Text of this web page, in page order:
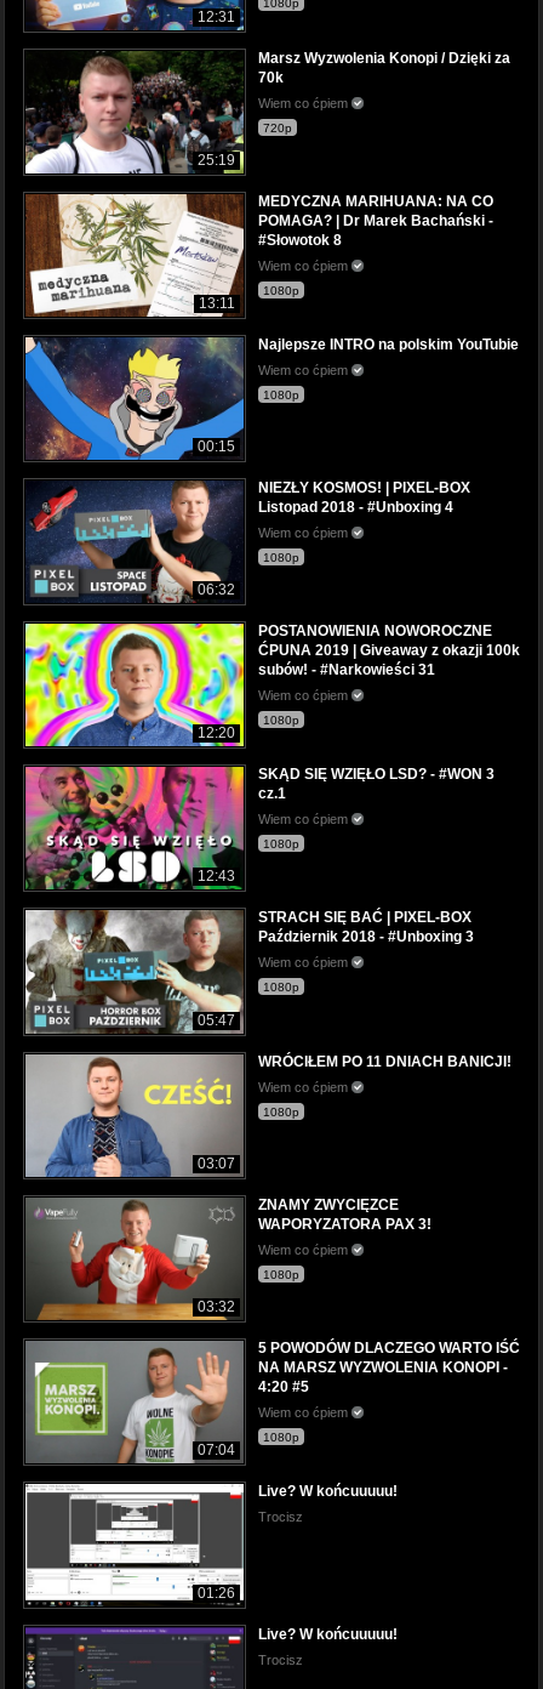
12:31
1080p
25:19
Marsz Wyzwolenia Konopi / Dzięki za
70k
Wiem co ćpiem
720p
13:11
MEDYCZNA MARIHUANA: NA CO
POMAGA? | Dr Marek Bachański -
#Słowotok 8
Wiem co ćpiem
1080p
00:15
Najlepsze INTRO na polskim YouTubie
Wiem co ćpiem
1080p
06:32
NIEZŁY KOSMOS! | PIXEL-BOX
Listopad 2018 - #Unboxing 4
Wiem co ćpiem
1080p
12:20
POSTANOWIENIA NOWOROCZNE
ĆPUNA 2019 | Giveaway z okazji 100k
subów! - #Narkowieści 31
Wiem co ćpiem
1080p
12:43
SKĄD SIĘ WZIĘŁO LSD? - #WON 3
cz.1
Wiem co ćpiem
1080p
05:47
STRACH SIĘ BAĆ | PIXEL-BOX
Październik 2018 - #Unboxing 3
Wiem co ćpiem
1080p
03:07
WRÓCIŁEM PO 11 DNIACH BANICJI!
Wiem co ćpiem
1080p
03:32
ZNAMY ZWYCIĘZCE
WAPORYZATORA PAX 3!
Wiem co ćpiem
1080p
07:04
5 POWODÓW DLACZEGO WARTO IŚĆ
NA MARSZ WYZWOLENIA KONOPI -
4:20 #5
Wiem co ćpiem
1080p
01:26
Live? W końcuuuuu!
Trocisz
Live? W końcuuuuu!
Trocisz